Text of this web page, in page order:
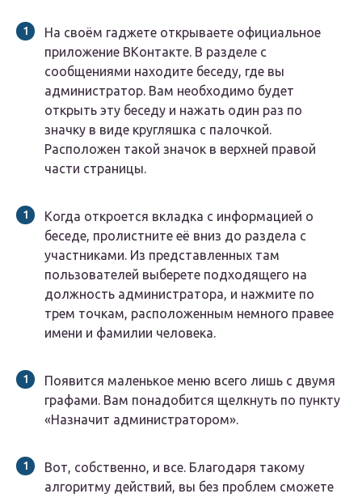
На своём гаджете открываете официальное
приложение ВКонтакте. В разделе с
сообщениями находите беседу, где вы
администратор. Вам необходимо будет
открыть эту беседу и нажать один раз по
значку в виде кругляшка с палочкой.
Расположен такой значок в верхней правой
части страницы.
Когда откроется вкладка с информацией о
беседе, пролистните её вниз до раздела с
участниками. Из представленных там
пользователей выберете подходящего на
должность администратора, и нажмите по
трем точкам, расположенным немного правее
имени и фамилии человека.
Появится маленькое меню всего лишь с двумя
графами. Вам понадобится щелкнуть по пункту
«Назначит администратором».
Вот, собственно, и все. Благодаря такому
алгоритму действий, вы без проблем сможете